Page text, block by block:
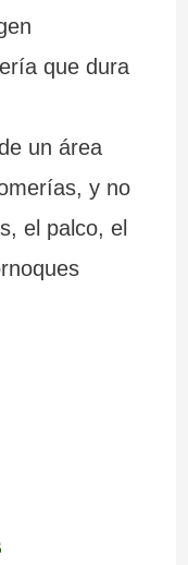
que dura
un área
y no
el palco, el